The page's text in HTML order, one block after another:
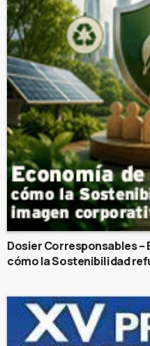
Dosier Corresponsables
cómo la Sostenibilidad